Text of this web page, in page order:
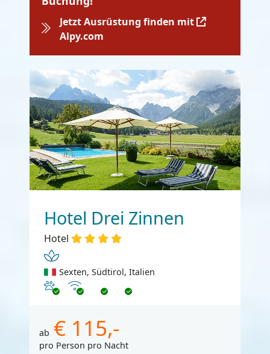
Jetzt Ausrüstung finden mit
Alpy.com
Hotel Drei Zinnen
Hotel
Sexten, Südtirol, Italien
Haustiere erlaubt
Internet
ab € 115,-
pro Person pro Nacht